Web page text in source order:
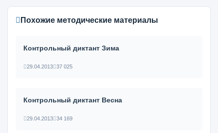
Похожие методические материалы
Контрольный диктант Зима
29.04.2013 37 025
Контрольный диктант Весна
29.04.2013 34 169